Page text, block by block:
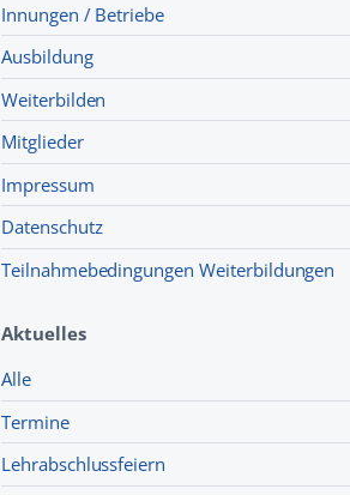
Innungen / Betriebe
Ausbildung
Weiterbilden
Mitglieder
Impressum
Datenschutz
Teilnahmebedingungen Weiterbildungen
Aktuelles
Alle
Termine
Lehr­abschluss­feiern